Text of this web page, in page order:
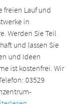
freien Lauf und
in
Werden Sie Teil
und lassen Sie
und Ideen
ist kostenfrei. Wir
03529